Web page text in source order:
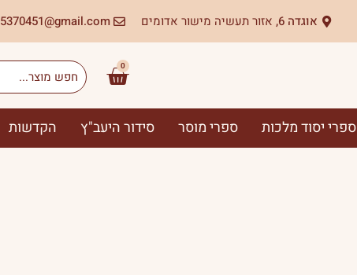
אוגדה 6, אזור תעשיה מישור אדומים 5370451 gmail.com@
0
עגלת
קניות
Search
...
ספרי יסוד מלכות ספרי מוסר סידור היעב"ץ הקדשות